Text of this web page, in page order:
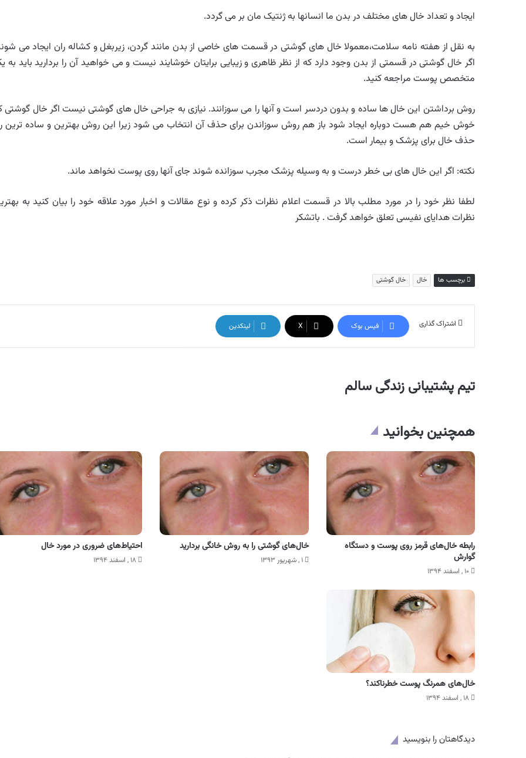
ایجاد و تعداد خال های مختلف در بدن ما انسانها به ژنتیک مان بر می گردد.
به نقل از هفته نامه سلامت،معمولا خال های گوشتی در قسمت های خاصی از بدن مانند گردن، زیربغل و کشاله ران ایجاد می
اگر خال گوشتی در قسمتی از بدن وجود دارد که از نظر ظاهری و زیبایی برایتان خوشایند نیست و می خواهید آن را بردارید باید به
متخصص پوست مراجعه کنید.
روش برداشتن این خال ها ساده و بدون دردسر است و آنها را می سوزانند. نیازی به جراحی خال های گوشتی نیست اگر خال گوشتی
خوش خیم هم هست دوباره ایجاد شود باز هم روش سوزاندن برای حذف آن انتخاب می شود زیرا این روش بهترین و ساده ترین
حذف خال برای پزشک و بیمار است.
نکته: اگر این خال های بی خطر درست و به وسیله پزشک مجرب سوزانده شوند جای آنها روی پوست نخواهد ماند.
لطفا نظر خود را در مورد مطلب بالا در قسمت اعلام نظرات ذکر کرده و نوع مقالات و اخبار مورد علاقه خود را بیان کنید به
نظرات هدایای نفیسی تعلق خواهد گرفت . باتشکر
برچسب ها خال خال گوشتی
اشتراک گذاری فیس بوک X لینکدین
تیم پشتیبانی زندگی سالم
همچنین بخوانید
رابطه خال‌های قرمز روی پوست و دستگاه
گوارش
۱۰ , اسفند ۱۳۹۴
خال‌های گوشتی را به روش خانگی بردارید
۱ , شهریور ۱۳۹۳
احتیاط‌های ضروری در مورد خال
۱۸ , اسفند ۱۳۹۴
خال‌های همرنگ پوست خطرناکند؟
۱۸ , اسفند ۱۳۹۴
دیدگاهتان را بنویسید